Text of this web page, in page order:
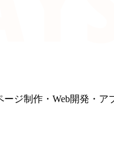
ジ制作・Web開発・